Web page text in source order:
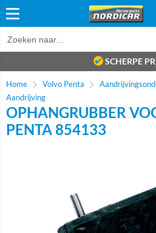
SCHERPE
Home Volvo Penta
Aandrijving
OPHANGRUBBER
PENTA 854133